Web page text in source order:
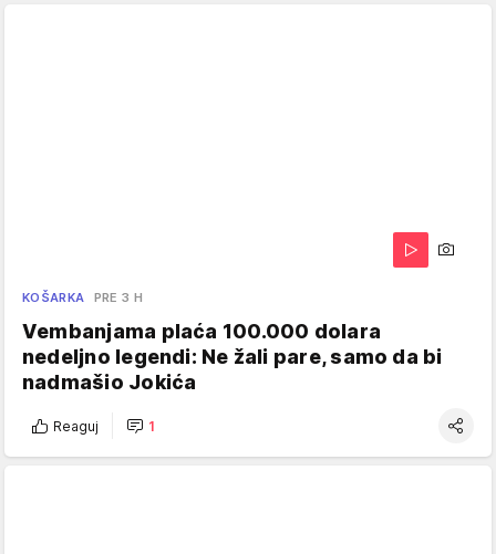
KOŠARKA PRE 3 H
Vembanjama plaća 100.000 dolara
nedeljno legendi: Ne žali pare, samo da bi
nadmašio Jokića
Reaguj 1